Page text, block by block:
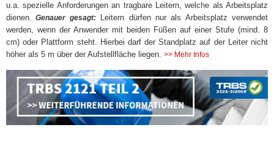
u.a. spezielle Anforderungen an tragbare Leitern, welche als Arbeitsplatz
dienen. Genauer gesagt:Leitern dürfen nur als Arbeitsplatz verwendet
werden, wenn der Anwender mit beiden Füßen auf einer Stufe (mind. 8
cm) oder Plattform steht. Hierbei darf der Standplatz auf der Leiter nicht
höher als 5 m über der Aufstellfläche liegen. >> Mehr Infos